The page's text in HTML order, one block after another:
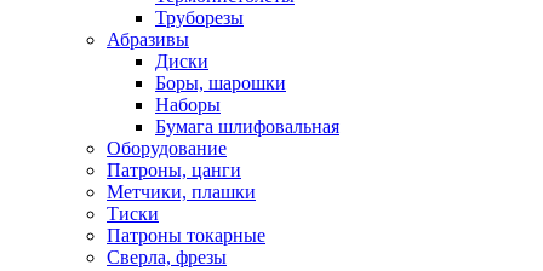
Труборезы
Абразивы
Диски
Боры, шарошки
Наборы
Бумага шлифовальная
Оборудование
Патроны, цанги
Метчики, плашки
Тиски
Патроны токарные
Сверла, фрезы